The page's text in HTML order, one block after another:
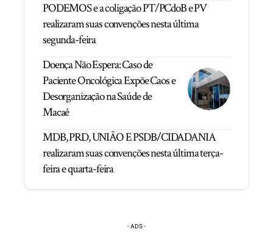
PODEMOS e a coligação PT/PCdoB e PV
realizaram suas convenções nesta última
segunda-feira
Doença Não Espera: Caso de
Paciente Oncológica Expõe Caos e
Desorganização na Saúde de
Macaé
MDB, PRD, UNIÃO E PSDB/CIDADANIA
realizaram suas convenções nesta última terça-
feira e quarta-feira
- ADS -